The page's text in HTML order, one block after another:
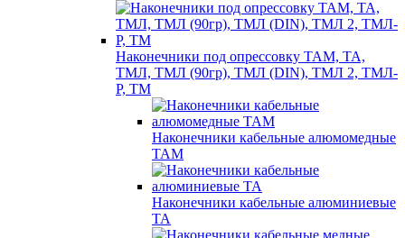
Наконечники под опрессовку ТАМ, ТА,
ТМЛ, ТМЛ (90гр), ТМЛ (DIN), ТМЛ 2, ТМЛ-
Р, ТМ
Наконечники кабельные алюмомедные
ТАМ
Наконечники кабельные алюминиевые
ТА